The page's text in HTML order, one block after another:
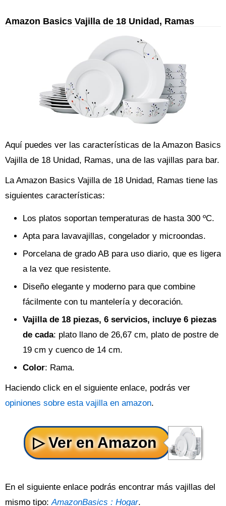
Amazon Basics Vajilla de 18 Unidad, Ramas
Aquí puedes ver las características de la Amazon Basics
Vajilla de 18 Unidad, Ramas, una de las vajillas para bar.
La Amazon Basics Vajilla de 18 Unidad, Ramas tiene las
siguientes características:
Los platos soportan temperaturas de hasta 300 ºC.
Apta para lavavajillas, congelador y microondas.
Porcelana de grado AB para uso diario, que es ligera
a la vez que resistente.
Diseño elegante y moderno para que combine
fácilmente con tu mantelería y decoración.
Vajilla de 18 piezas, 6 servicios, incluye 6 piezas
de cada: plato llano de 26,67 cm, plato de postre de
19 cm y cuenco de 14 cm.
Color: Rama.
Haciendo click en el siguiente enlace, podrás ver
opiniones sobre esta vajilla en amazon.
En el siguiente enlace podrás encontrar más vajillas del
mismo tipo: AmazonBasics : Hogar.